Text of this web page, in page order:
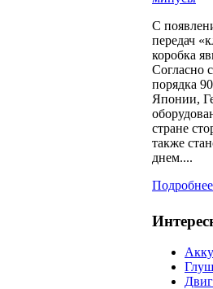
С
передач
коробка
Согласно
порядка
Японии,
стране
также
днем....